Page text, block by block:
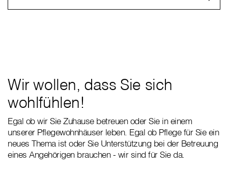
Wir wollen, dass Sie sich
wohlfühlen!
Egal ob wir Sie Zuhause betreuen oder Sie in einem
unserer Pflegewohnhäuser leben. Egal ob Pflege für Sie ein
neues Thema ist oder Sie Unterstützung bei der Betreuung
eines Angehörigen brauchen - wir sind für Sie da.